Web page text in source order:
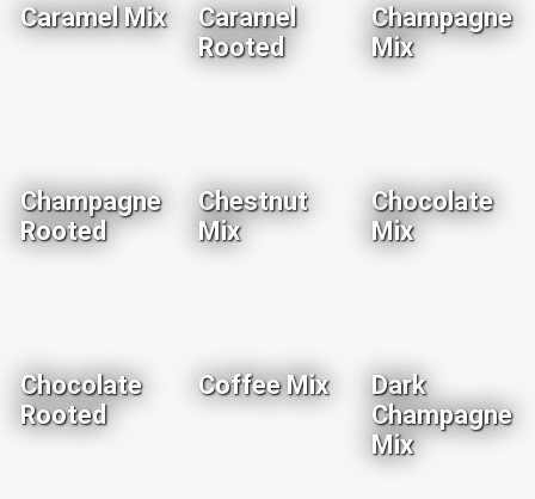
Caramel Mix
Caramel
Rooted
Champagne
Mix
Champagne
Rooted
Chestnut
Mix
Chocolate
Mix
Chocolate
Rooted
Coffee Mix
Dark
Champagne
Mix